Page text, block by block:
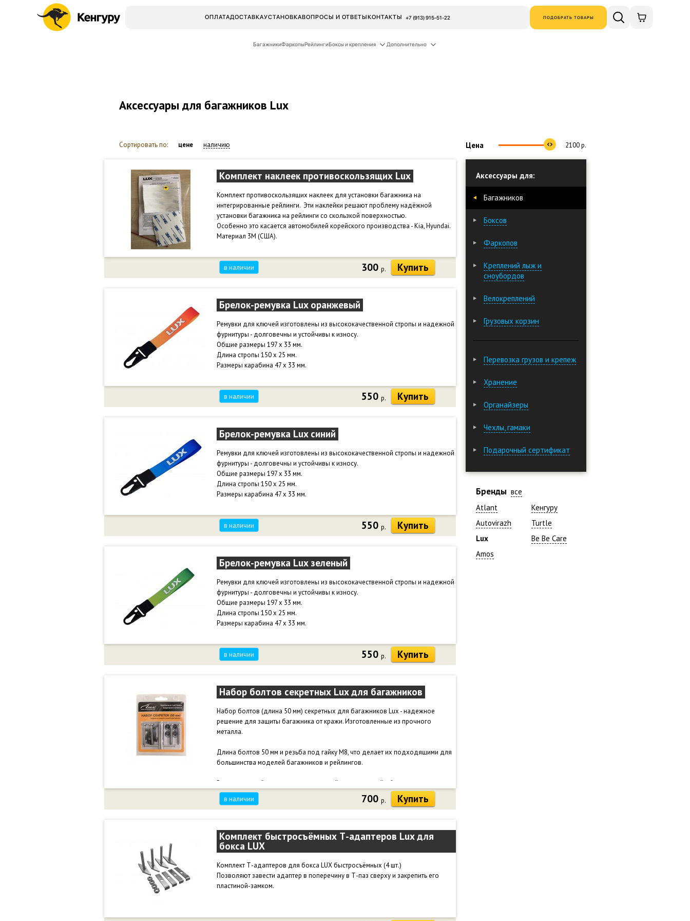
ОПЛАТАДОСТАВКАУСТАНОВКАВОПРОСЫ И ОТВЕТЫКОНТАКТЫ +7 (913) 915-51-22 ПОДОБРАТЬ ТОВАРЫ
БагажникиФаркопыРейлингиБоксы и крепления Дополнительно
Аксессуары для багажников Lux
Сортировать по: цене наличию
Комплект наклеек противоскользящих Lux
Комплект противоскользящих наклеек для установки багажника на
интегрированные рейлинги. Эти наклейки решают проблему надёжной
установки багажника на рейлинги со скользкой поверхностью.
Особенно это касается автомобилей корейского производства - Kia, Hyundai.
Материал 3М (США).
в наличии 300р. Купить
Брелок-ремувка Lux оранжевый
Ремувки для ключей изготовлены из высококачественной стропы и надежной
фурнитуры - долговечны и устойчивы к износу.
Общие размеры 197 х 33 мм.
Длина стропы 150 х 25 мм.
Размеры карабина 47 х 33 мм.
в наличии 550р. Купить
Брелок-ремувка Lux синий
Ремувки для ключей изготовлены из высококачественной стропы и надежной
фурнитуры - долговечны и устойчивы к износу.
Общие размеры 197 х 33 мм.
Длина стропы 150 х 25 мм.
Размеры карабина 47 х 33 мм.
в наличии 550р. Купить
Брелок-ремувка Lux зеленый
Ремувки для ключей изготовлены из высококачественной стропы и надежной
фурнитуры - долговечны и устойчивы к износу.
Общие размеры 197 х 33 мм.
Длина стропы 150 х 25 мм.
Размеры карабина 47 х 33 мм.
в наличии 550р. Купить
Набор болтов секретных Lux для багажников
Набор болтов (длина 50 мм) секретных для багажников Lux - надежное
решение для защиты багажника от кражи. Изготовленные из прочного
металла.
Длина болтов 50 мм и резьба под гайку М8, что делает их подходящими для
большинства моделей багажников и рейлингов.
В комплекте с болтами идет уникальный ключ, который обеспечивает
удобство и безопасность при установке и снятии болтов.
в наличии 700р. Купить
Комплект быстросъёмных Т-адаптеров Lux для
бокса LUX
Комплект Т-адаптеров для бокса LUX быстросъёмных (4 шт.)
Позволяют завести адаптер в поперечину в Т-паз сверху и закрепить его
пластиной-замком.
Цена 2100р.
Аксессуары для:
Багажников
Боксов
Фаркопов
Креплений лыж и
сноубордов
Велокреплений
Грузовых корзин
Перевозка грузов и крепеж
Хранение
Органайзеры
Чехлы, гамаки
Подарочный сертификат
Бренды все
Atlant
Autovirazh
Lux
Amos
Кенгуру
Turtle
Be Be Care